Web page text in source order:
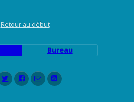
Retour au début
Bureau